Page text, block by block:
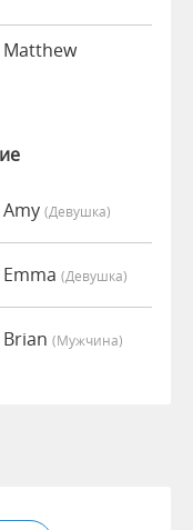
(девушка)
(девушка)
(мужчина)